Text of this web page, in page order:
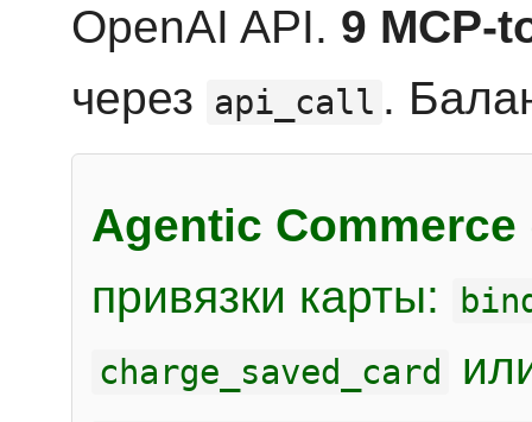
OpenAI API. 9 MCP-
через api_call .
Agentic Commerce
привязки карты:
charge_saved_card